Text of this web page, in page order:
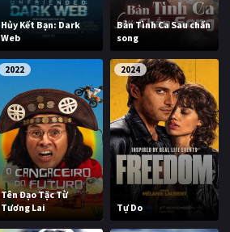
Hủy Kết Bạn: Dark
Web
Bản Tình Ca Sau chấn
song
2022
Tên Đạo Tặc Từ
Tương Lai
2024
Tự Do